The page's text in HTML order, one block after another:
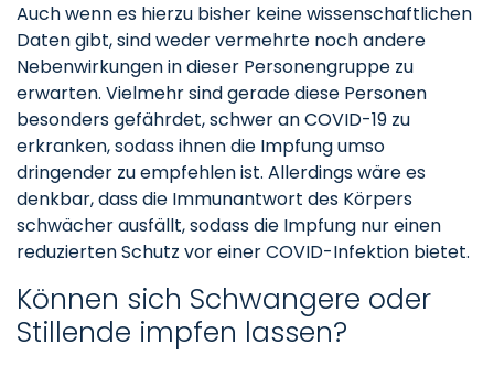
Auch wenn es hierzu bisher keine wissenschaftlichen
Daten gibt, sind weder vermehrte noch andere
Nebenwirkungen in dieser Personengruppe zu
erwarten. Vielmehr sind gerade diese Personen
besonders gefährdet, schwer an COVID-19 zu
erkranken, sodass ihnen die Impfung umso
dringender zu empfehlen ist. Allerdings wäre es
denkbar, dass die Immunantwort des Körpers
schwächer ausfällt, sodass die Impfung nur einen
reduzierten Schutz vor einer COVID-Infektion bietet.
Können sich Schwangere oder
Stillende impfen lassen?